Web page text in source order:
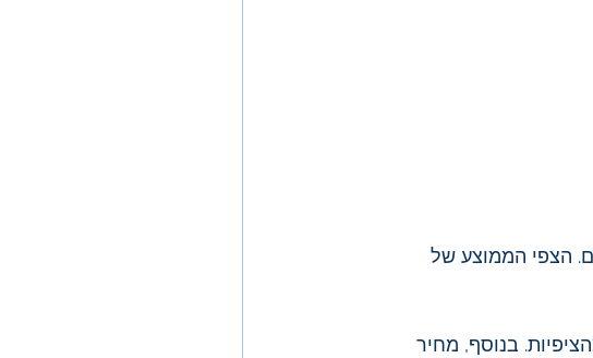
ברבעון האחרון הסתכמה ב- 308,600 רכבים. הצפי הממוצע של
בנוסף, מחיר